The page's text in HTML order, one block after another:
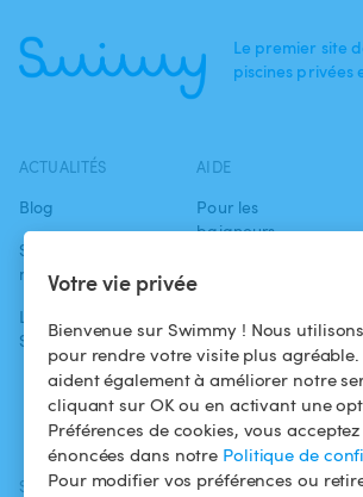
Votre vie privée
Bienvenue sur Swimmy ! Nous
pour rendre votre visite plus
aident également à améliorer notre
cliquant sur OK ou en activant une
Préférences de cookies, vous
énoncées dans notre Politique de
Pour modifier vos préférences ou
Le premier site
piscines privées
ACTUALITÉS
Blog
Swimmy dans les
médias
L'aventure
Swimmy
AIDE
Pour les
baigneurs
Louer ma piscine
Comment ça
marche ?
SUIVEZ-NOUS